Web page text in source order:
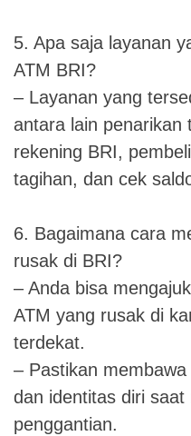
5. Apa saja layanan
ATM BRI?
– Layanan yang
antara lain penarikan
rekening BRI,
tagihan, dan cek
6. Bagaimana cara
rusak di BRI?
– Anda bisa
ATM yang rusak di
terdekat.
– Pastikan
dan identitas diri saat
penggantian.